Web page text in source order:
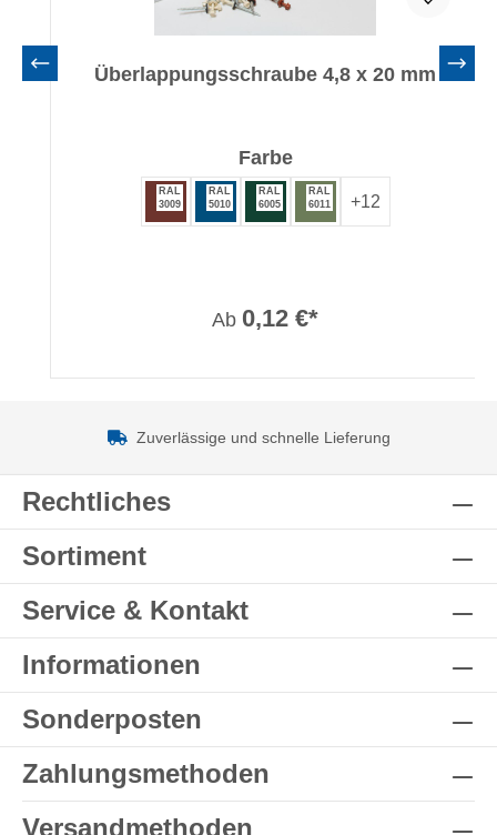
Überlappungsschraube 4,8 x 20 mm
Farbeauswählen
RAL
3009
RAL
5010
RAL
6005
RAL
6011
+12
Ab 0,12 €*
Zuverlässige und schnelle Lieferung
Rechtliches
Sortiment
Service & Kontakt
Informationen
Sonderposten
Zahlungsmethoden
Versandmethoden